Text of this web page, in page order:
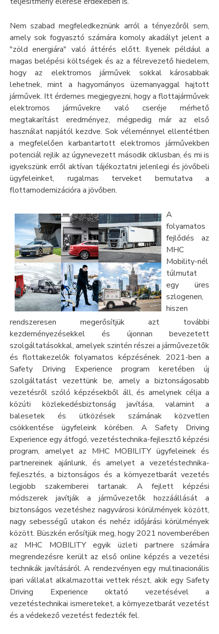
Nem szabad megfeledkeznünk arról a tényezőről sem,
amely sok fogyasztó számára komoly akadályt jelent a
"zöld energiára" való áttérés előtt. Ilyenek például a
magas belépési költségek és az a félrevezető hiedelem,
hogy az elektromos járművek sokkal károsabbak
lehetnek, mint a hagyományos üzemanyaggal hajtott
járművek. Itt érdemes megjegyezni, hogy a flottajárművek
elektromos járművekre való cseréje mérhető
megtakarítást eredményez, mégpedig már az első
használat napjától kezdve. Sok véleménnyel ellentétben
a megfelelően karbantartott elektromos járművekben
potenciál rejlik az úgynevezett második ciklusban, és mi is
igyekszünk erről aktívan tájékoztatni jelenlegi és jövőbeli
ügyfeleinket, rugalmas terveket bemutatva a
flottamodernizációra a jövőben.
A
folyamatos
fejlődés az
MHC
Mobility-nél
túlmutat
egy üres
szlogenen,
hiszen
rendszeresen megerősítjük azt további
kezdeményezésekkel és újonnan bevezetett
szolgáltatásokkal, amelyek szintén részei a járművezetők
és flottakezelők folyamatos képzésének. 2021-ben a
Safety Driving Experience program keretében új
szolgáltatást vezettünk be, amely a biztonságosabb
vezetésről szóló képzésekből áll, és amelynek célja a
közúti közlekedésbiztonság javítása, valamint a
balesetek és ütközések számának közvetlen
csökkentése ügyfeleink körében. A Safety Driving
Experience egy átfogó, vezetéstechnika-fejlesztő képzési
program, amelyet az MHC MOBILITY ügyfeleinek és
partnereinek ajánlunk, és amelyet a vezetéstechnika-
fejlesztés, a biztonságos és a környezetbarát vezetés
legjobb szakemberei tartanak. A fejlett képzési
módszerek javítják a járművezetők hozzáállását a
biztonságos vezetéshez nagyvárosi körülmények között,
nagy sebességű utakon és nehéz időjárási körülmények
között. Büszkén erősítjük meg, hogy 2021 novemberében
az MHC MOBILITY egyik üzleti partnere számára
megrendezésre került az első online képzés a vezetési
technikák javításáról. A rendezvényen egy multinacionális
ipari vállalat alkalmazottai vettek részt, akik egy Safety
Driving Experience oktató vezetésével a
vezetéstechnikai ismereteket, a környezetbarát vezetést
és a védekező vezetést fedezték fel.